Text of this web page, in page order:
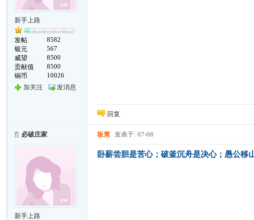
新手上路
发帖
8582
银元
567
威望
8500
贡献值
8500
铜币
10026
加关注
发消息
回复
必破庄家
新手上路
板凳 发表于: 07-08
卧薪尝胆是苦心；破釜沉舟是决心；愚公移